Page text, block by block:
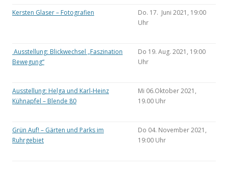
Kersten Glaser – Fotografien
Do. 17. Juni 2021, 19:00
Uhr
Ausstellung: Blickwechsel „Faszination
Bewegung“
Do 19. Aug. 2021, 19:00
Uhr
Ausstellung: Helga und Karl-Heinz
Kühnapfel – Blende 80
Mi 06.Oktober 2021,
19.00 Uhr
Grün Auf! – Gärten und Parks im
Ruhrgebiet
Do 04. November 2021,
19:00 Uhr